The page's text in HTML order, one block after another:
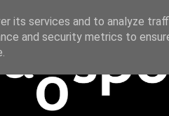
its services and to analyze
and security metrics to